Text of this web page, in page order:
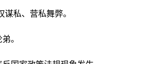
私、营私舞弊。
。